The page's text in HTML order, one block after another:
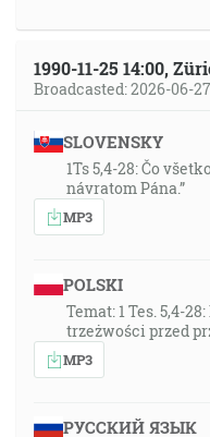
1990-11-25 14:00,
Broadcasted: 2026-06-
SLOVENSKY
1Ts 5,4-28: Čo
návratom Pána.”
MP3
POLSKI
Temat: 1 Tes. 5,4-
trzeżwości przed
MP3
РУССКИЙ ЯЗЫК